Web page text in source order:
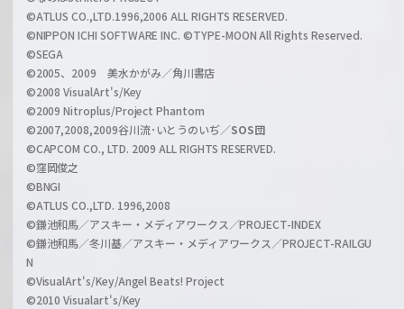
h
a
n
l
©ATLUS CO.,LTD.1996,2006 ALL RIGHTS RESERVED.
©NIPPON ICHI SOFTWARE INC. ©TYPE-MOON All Rights Reserved.
©SEGA
©2005、2009 美水かがみ／角川書店
©2008 VisualArt's/Key
©2009 Nitroplus/Project Phantom
©2007,2008,2009谷川流･いとうのいぢ／SOS団
©CAPCOM CO., LTD. 2009 ALL RIGHTS RESERVED.
©窪岡俊之
©BNGI
©ATLUS CO.,LTD. 1996,2008
©鎌池和馬／アスキー・メディアワークス／PROJECT-INDEX
©鎌池和馬／冬川基／アスキー・メディアワークス／PROJECT-RAILGU
N
©VisualArt's/Key/Angel Beats! Project
©2010 Visualart's/Key